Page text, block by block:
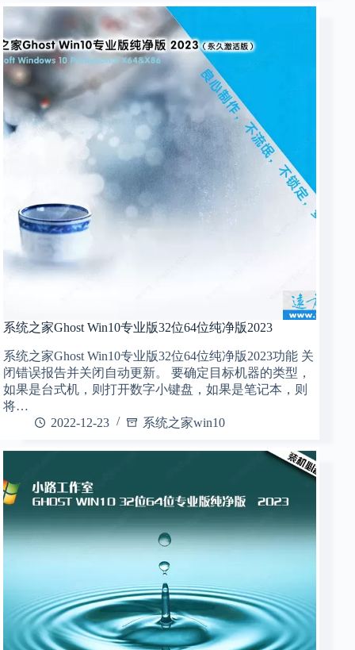
系统之家Ghost Win10专业版32位64位纯净版2023
系统之家Ghost Win10专业版32位64位纯净版2023功能 关
闭错误报告并关闭自动更新。 要确定目标机器的类型，
如果是台式机，则打开数字小键盘，如果是笔记本，则
将…
2022-12-23
系统之家win10